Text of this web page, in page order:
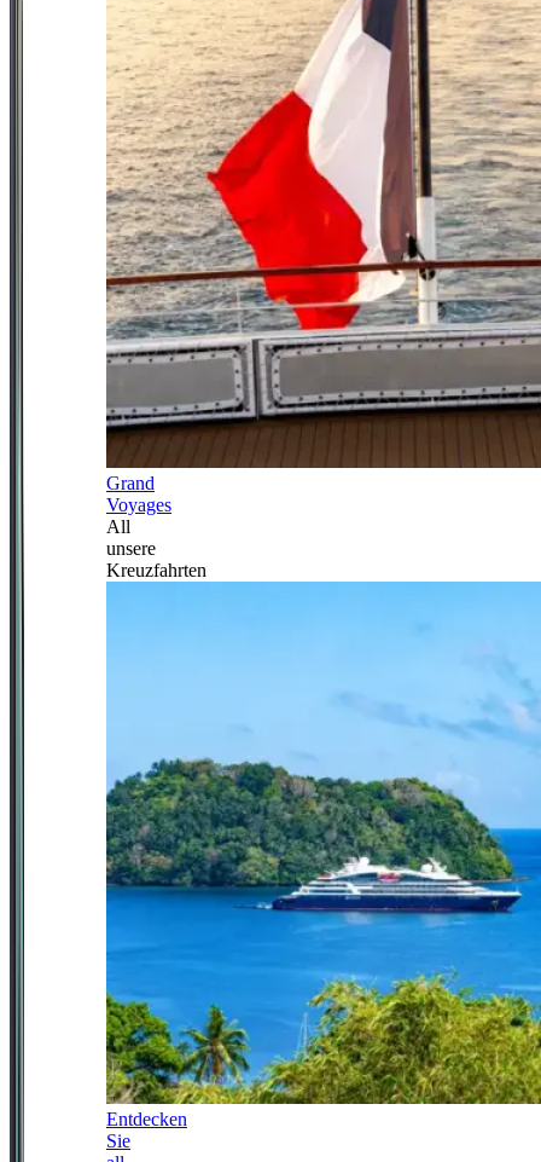
Grand
Voyages
All
unsere
Kreuzfahrten
Entdecken
Sie